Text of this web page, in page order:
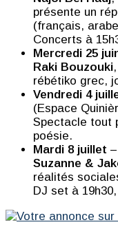
présente un
(français,
Concerts à
Mercredi 25
Raki Bouzouki
rébétiko grec,
Vendredi 4
(Espace
Spectacle tout
poésie.
Mardi 8 juillet –
Suzanne &
réalités
DJ set à